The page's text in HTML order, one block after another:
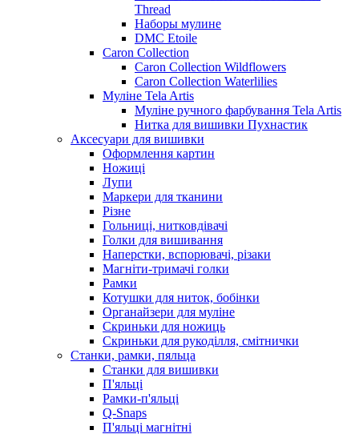
Thread
Наборы мулине
DMC Etoile
Caron Collection
Caron Collection Wildflowers
Caron Collection Waterlilies
Муліне Tela Artis
Муліне ручного фарбування Tela Artis
Нитка для вишивки Пухнастик
Аксесуари для вишивки
Оформлення картин
Ножиці
Лупи
Маркери для тканини
Різне
Гольниці, нитковдівачі
Голки для вишивання
Наперстки, вспорювачі, різаки
Магніти-тримачі голки
Рамки
Котушки для ниток, бобінки
Органайзери для муліне
Скриньки для ножиць
Скриньки для рукоділля, смітнички
Станки, рамки, пяльца
Станки для вишивки
П'яльці
Рамки-п'яльці
Q-Snaps
П'яльці магнітні